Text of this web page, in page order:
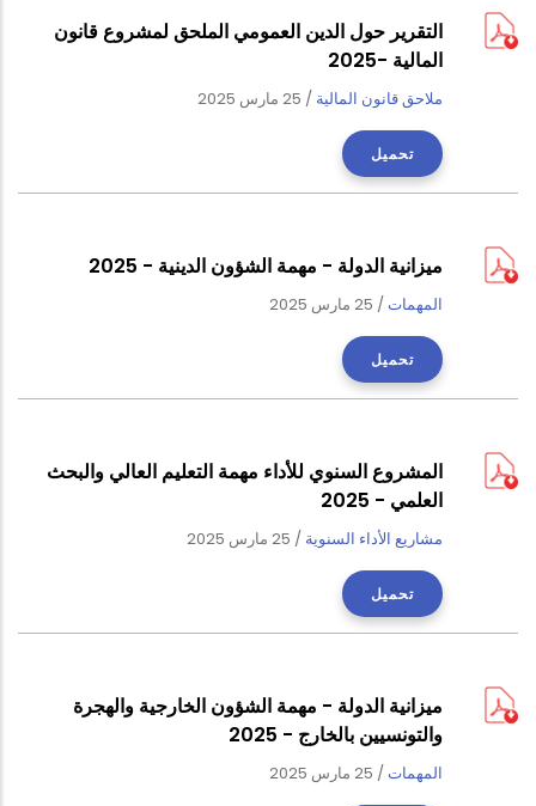
التقرير حول الدين العمومي الملحق لمشروع قانون
المالية -2025
ملاحق قانون المالية / 25 مارس 2025
تحميل
ميزانية الدولة - مهمة الشؤون الدينية - 2025
المهمات/ 25 مارس 2025
تحميل
المشروع السنوي للأداء مهمة التعليم العالي والبحث
العلمي - 2025
مشاريع الأداء السنوية / 25 مارس 2025
تحميل
ميزانية الدولة - مهمة الشؤون الخارجية والهجرة
والتونسيين بالخارج - 2025
المهمات/ 25 مارس 2025